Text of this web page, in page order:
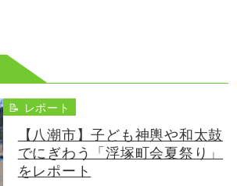
📝 レポート
【八潮市】子ども神輿や和太鼓
でにぎわう「浮塚町会夏祭り」
をレポート